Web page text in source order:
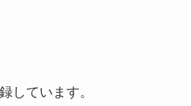
しています。